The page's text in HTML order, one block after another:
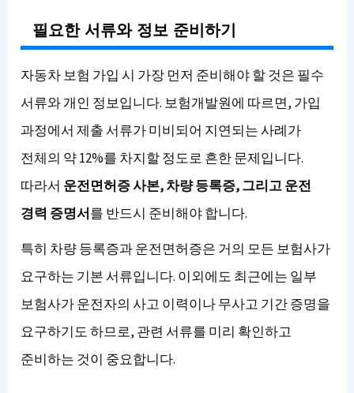
필요한 서류와 정보 준비하기
자동차 보험 가입 시 가장 먼저 준비해야 할 것은 필수
서류와 개인 정보입니다. 보험개발원에 따르면, 가입
과정에서 제출 서류가 미비되어 지연되는 사례가
전체의 약 12%를 차지할 정도로 흔한 문제입니다.
따라서 운전면허증 사본, 차량 등록증, 그리고 운전
경력 증명서를 반드시 준비해야 합니다.
특히 차량 등록증과 운전면허증은 거의 모든 보험사가
요구하는 기본 서류입니다. 이외에도 최근에는 일부
보험사가 운전자의 사고 이력이나 무사고 기간 증명을
요구하기도 하므로, 관련 서류를 미리 확인하고
준비하는 것이 중요합니다.